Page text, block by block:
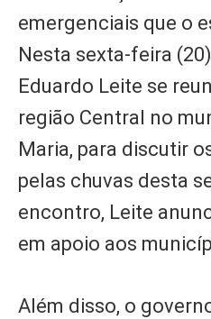
emergenciais que o
Nesta sexta-feira
Eduardo Leite se
região Central no
Maria, para discutir
pelas chuvas desta
encontro, Leite
em apoio aos
Além disso, o